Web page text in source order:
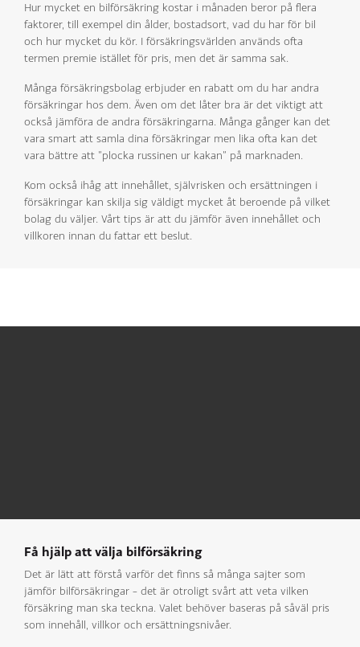
Hur mycket en bilförsäkring kostar i månaden beror på flera
faktorer, till exempel din ålder, bostadsort, vad du har för bil
och hur mycket du kör. I försäkringsvärlden används ofta
termen premie istället för pris, men det är samma sak.
Många försäkringsbolag erbjuder en rabatt om du har andra
försäkringar hos dem. Även om det låter bra är det viktigt att
också jämföra de andra försäkringarna. Många gånger kan det
vara smart att samla dina försäkringar men lika ofta kan det
vara bättre att ”plocka russinen ur kakan” på marknaden.
Kom också ihåg att innehållet, självrisken och ersättningen i
försäkringar kan skilja sig väldigt mycket åt beroende på vilket
bolag du väljer. Vårt tips är att du jämför även innehållet och
villkoren innan du fattar ett beslut.
Få hjälp att välja bilförsäkring
Det är lätt att förstå varför det finns så många sajter som
jämför bilförsäkringar – det är otroligt svårt att veta vilken
försäkring man ska teckna. Valet behöver baseras på såväl pris
som innehåll, villkor och ersättningsnivåer.